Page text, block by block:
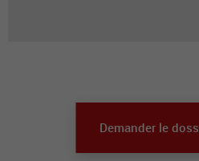
Demander le